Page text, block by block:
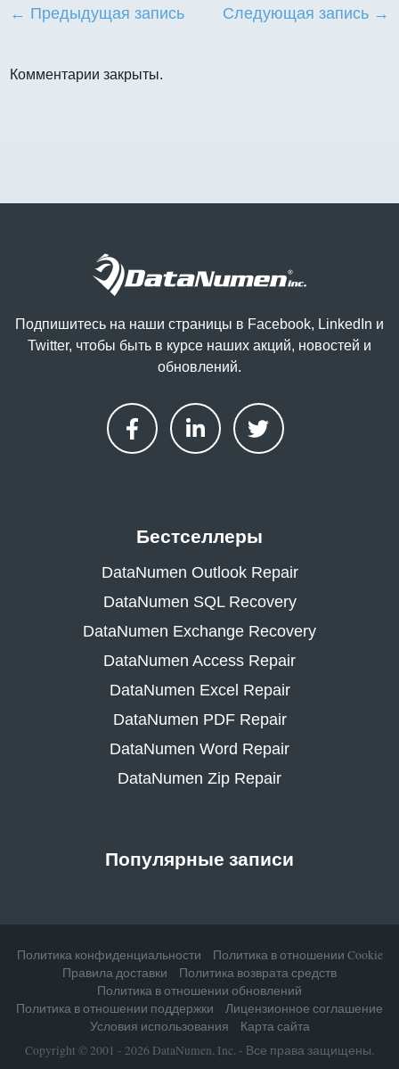
← Предыдущая запись Следующая запись →
Комментарии закрыты.
Подпишитесь на наши страницы в Facebook, LinkedIn и
Twitter, чтобы быть в курсе наших акций, новостей и
обновлений.
Бестселлеры
DataNumen Outlook Repair
DataNumen SQL Recovery
DataNumen Exchange Recovery
DataNumen Access Repair
DataNumen Excel Repair
DataNumen PDF Repair
DataNumen Word Repair
DataNumen Zip Repair
Популярные записи
Политика конфиденциальности
Политика в отношении Cookie
Правила доставки
Политика возврата средств
Политика в отношении обновлений
Политика в отношении поддержки
Лицензионное соглашение
Условия использования
Карта сайта
Copyright © 2001 - 2026 DataNumen, Inc. - Все права защищены.